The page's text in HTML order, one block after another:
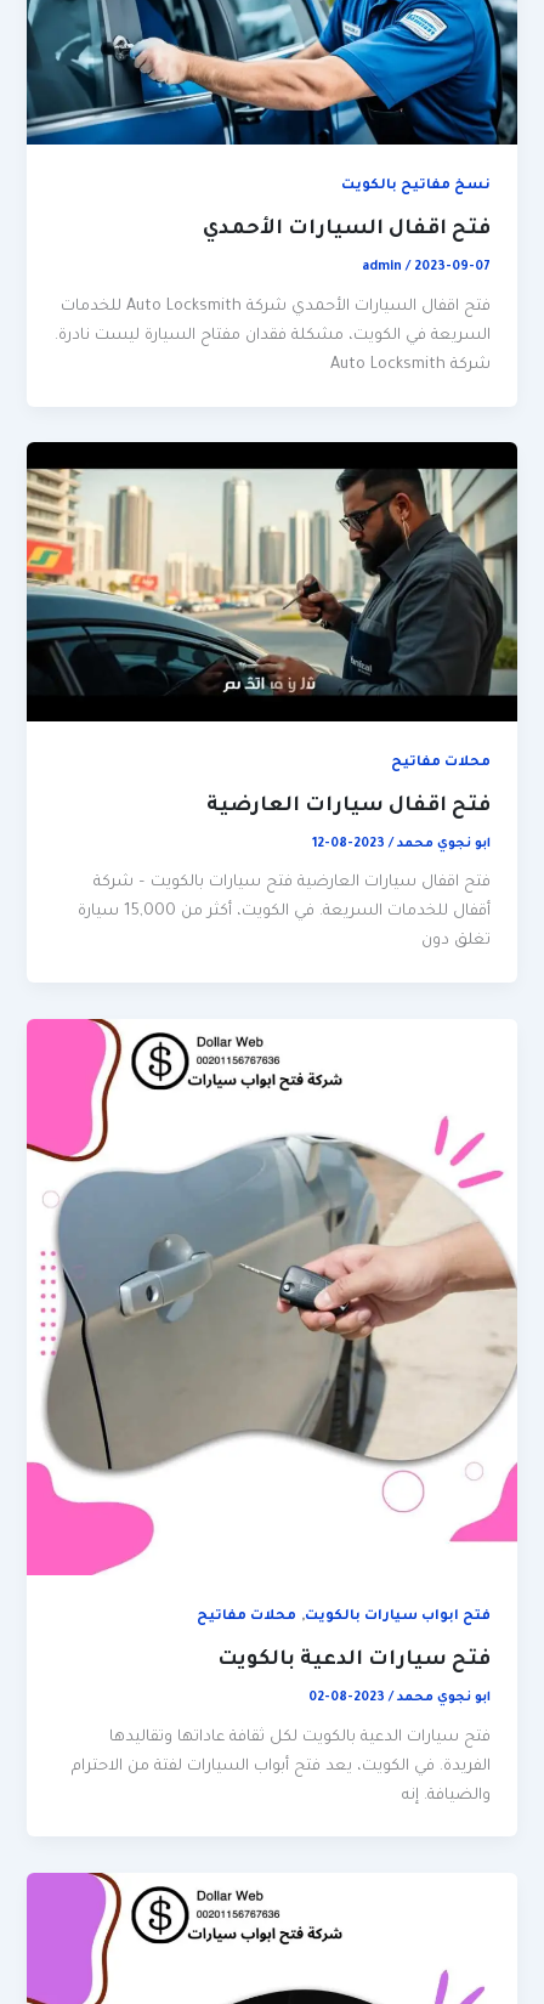
نسخ مفاتيح بالكويت
فتح اقفال السيارات الأحمدي
admin/ 2023-09-07
فتح اقفال السيارات الأحمدي شركة Auto Locksmith للخدمات
السريعة في الكويت، مشكلة فقدان مفتاح السيارة ليست نادرة.
شركة Auto Locksmith
محلات مفاتيح
فتح اقفال سيارات العارضية
ابو نجوي محمد/
2023-08-12
فتح اقفال سيارات العارضية فتح سيارات بالكويت – شركة
أقفال للخدمات السريعة. في الكويت، أكثر من 15,000 سيارة
تغلق دون
فتح ابواب سيارات بالكويت, محلات مفاتيح
فتح سيارات الدعية بالكويت
ابو نجوي محمد/
2023-08-02
فتح سيارات الدعية بالكويت لكل ثقافة عاداتها وتقاليدها
الفريدة. في الكويت، يعد فتح أبواب السيارات لفتة من الاحترام
والضيافة. إنه